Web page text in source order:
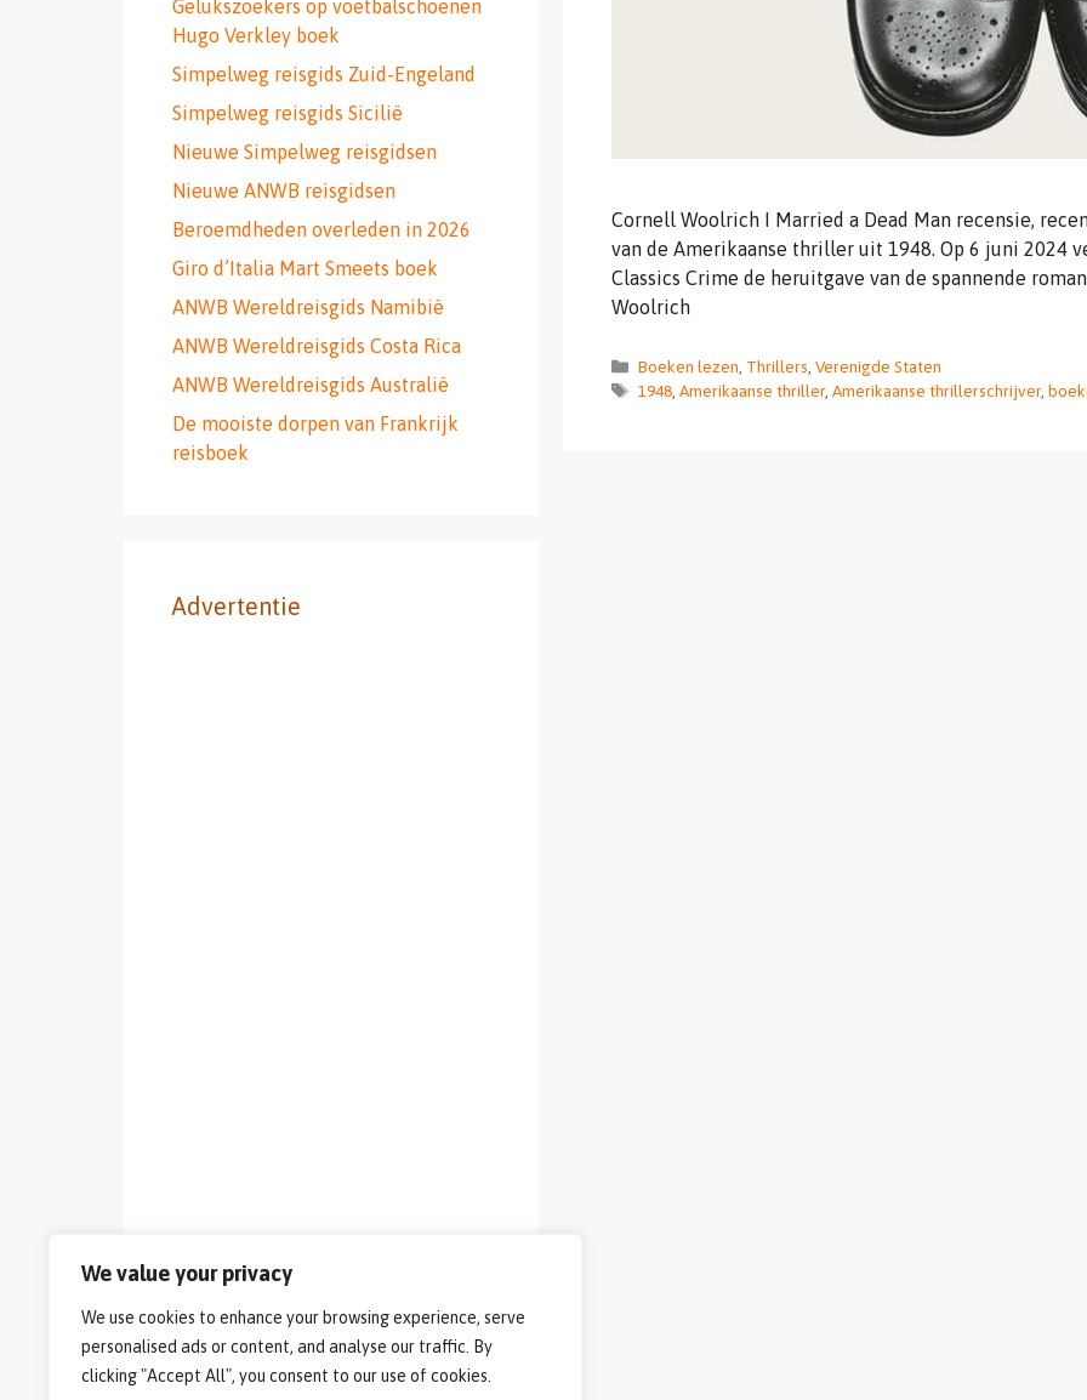
We value your privacy
We use cookies to enhance your browsing experience, serve
personalised ads or content, and analyse our traffic. By
clicking "Accept All", you consent to our use of cookies.
Cornell Woolrich I Married a Dead Man recensie,
van de Amerikaanse thriller uit 1948. Op 6 juni 2024
Classics Crime de heruitgave van de spannende
Woolrich
Categorieën
Boeken lezen Thrillers Verenigde Staten
Tags
1948, Amerikaanse thriller, Amerikaanse thrillerschrijver,
Gelukszoekers op voetbalschoenen
Hugo Verkley boek
Simpelweg reisgids Zuid-Engeland
Simpelweg reisgids Sicilië
Nieuwe Simpelweg reisgidsen
Nieuwe ANWB reisgidsen
Beroemdheden overleden in 2026
Giro d’Italia Mart Smeets boek
ANWB Wereldreisgids Namibië
ANWB Wereldreisgids Costa Rica
ANWB Wereldreisgids Australië
De mooiste dorpen van Frankrijk
reisboek
Advertentie